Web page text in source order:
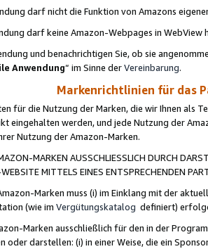
darf nicht die Funktion von Amazons
darf keine Amazon-Webpages in WebView
und benachrichtigen Sie, ob sie
Anwendung“ im Sinne derVereinbarung.
Markenrichtlinien für das
für die Nutzung der Marken, die wir Ihnen als
eingehalten werden, und jede Nutzung der
Nutzung der Amazon-Marken.
MARKEN AUSSCHLIESSLICH DURCH
MITTELS EINES ENTSPRECHENDEN
Marken muss (i) im Einklang mit der
(wie im Vergütungskatalog definiert)
Marken ausschließlich für den in der
oder darstellen: (i) in einer Weise, die ein